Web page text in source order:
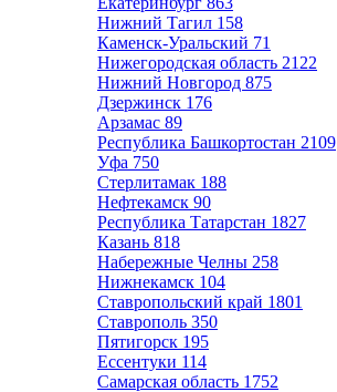
Нижний Тагил 158
Каменск-Уральский 71
Нижегородская область 2122
Нижний Новгород 875
Дзержинск 176
Арзамас 89
Республика Башкортостан 2109
Уфа 750
Стерлитамак 188
Нефтекамск 90
Республика Татарстан 1827
Казань 818
Набережные Челны 258
Нижнекамск 104
Ставропольский край 1801
Ставрополь 350
Пятигорск 195
Ессентуки 114
Самарская область 1752